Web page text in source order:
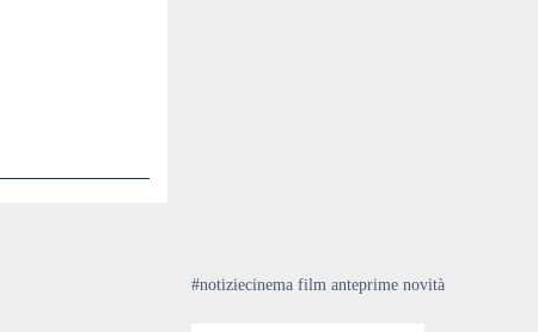
#notiziecinema film anteprime novità